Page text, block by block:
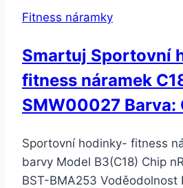
Fitness náramky
Smartuj Sportovní
fitness náramek
SMW00027 Barva:
Sportovní hodinky- fitness
barvy Model B3(C18) Chip
BST-BMA253 Voděodolnost